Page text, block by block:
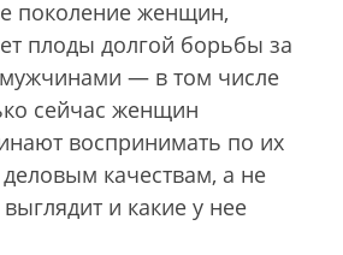
поколение женщин,
плоды долгой борьбы за
— в том числе
сейчас женщин
воспринимать по их
качествам, а не
и какие у нее